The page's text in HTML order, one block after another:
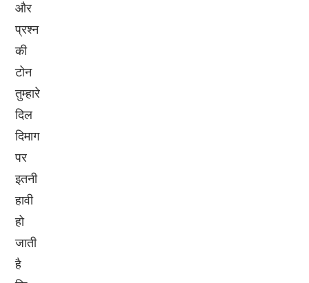
और
प्रश्न
की
टोन
तुम्हारे
दिल
दिमाग
पर
इतनी
हावी
हो
जाती
है